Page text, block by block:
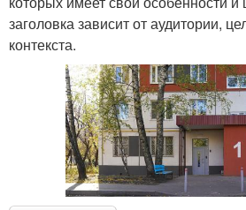
заголовка зависит от аудитории,
контекста.